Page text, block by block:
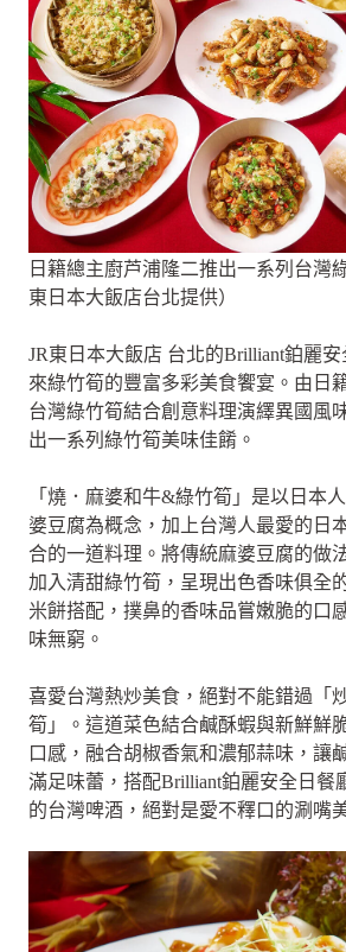
日籍總主廚芦浦隆二推出一系列台灣
東日本大飯店台北提供）
JR東日本大飯店 台北的Brilliant鉑麗
來綠竹筍的豐富多彩美食饗宴。由日
台灣綠竹筍結合創意料理演繹異國風
出一系列綠竹筍美味佳餚。
「燒．麻婆和牛&綠竹筍」是以日本
婆豆腐為概念，加上台灣人最愛的日
合的一道料理。將傳統麻婆豆腐的做
加入清甜綠竹筍，呈現出色香味俱全
米餅搭配，撲鼻的香味品嘗嫩脆的口
味無窮。
喜愛台灣熱炒美食，絕對不能錯過「
筍」。這道菜色結合鹹酥蝦與新鮮鮮
口感，融合胡椒香氣和濃郁蒜味，讓
滿足味蕾，搭配Brilliant鉑麗安全日餐
的台灣啤酒，絕對是愛不釋口的涮嘴